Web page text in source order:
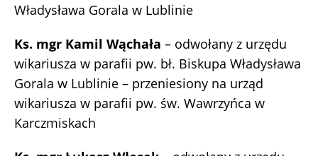
Władysława Gorala w Lublinie
Ks. mgr Kamil Wąchała – odwołany z urzędu
wikariusza w parafii pw. bł. Biskupa Władysława
Gorala w Lublinie – przeniesiony na urząd
wikariusza w parafii pw. św. Wawrzyńca w
Karczmiskach